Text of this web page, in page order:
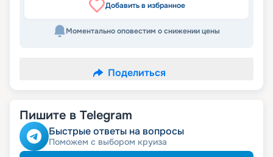
Добавить в избранное
Моментально оповестим о снижении цены
Поделиться
Пишите в Telegram
Быстрые ответы на вопросы
Поможем с выбором круиза